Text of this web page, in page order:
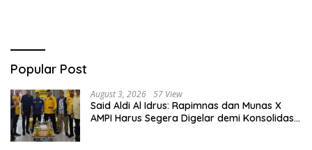
Popular Post
August 3, 2026 57 View
Said Aldi Al Idrus: Rapimnas dan Munas X
AMPI Harus Segera Digelar demi Konsolidasi